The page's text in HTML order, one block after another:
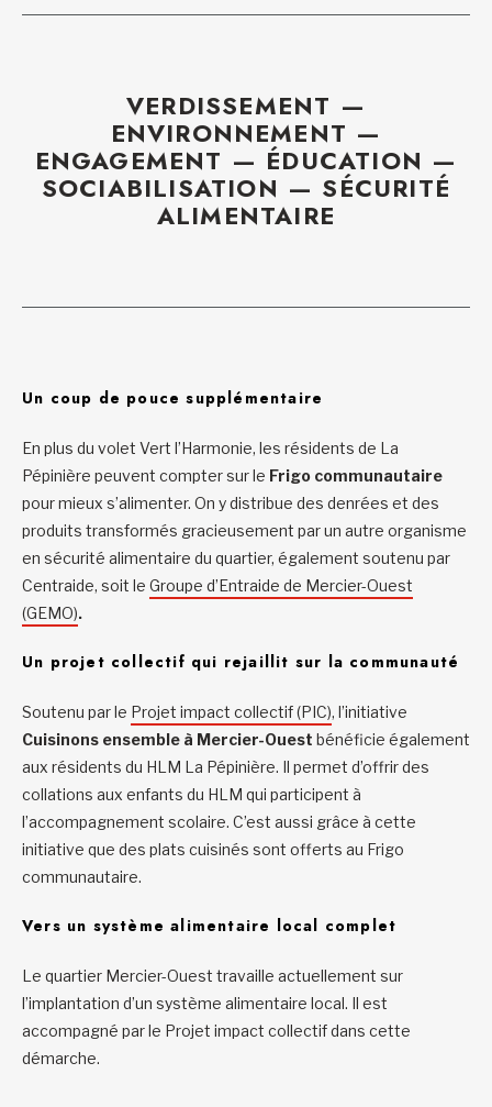
VERDISSEMENT —
ENVIRONNEMENT —
ENGAGEMENT — ÉDUCATION —
SOCIABILISATION — SÉCURITÉ
ALIMENTAIRE
Un coup de pouce supplémentaire
En plus du volet Vert l’Harmonie, les résidents de La
Pépinière peuvent compter sur le Frigo communautaire
pour mieux s’alimenter. On y distribue des denrées et des
produits transformés gracieusement par un autre organisme
en sécurité alimentaire du quartier, également soutenu par
Centraide, soit le Groupe d’Entraide de Mercier-Ouest
(GEMO).
Un projet collectif qui rejaillit sur la communauté
Soutenu par le Projet impact collectif (PIC), l’initiative
Cuisinons ensemble à Mercier-Ouest bénéficie également
aux résidents du HLM La Pépinière. Il permet d’offrir des
collations aux enfants du HLM qui participent à
l’accompagnement scolaire. C’est aussi grâce à cette
initiative que des plats cuisinés sont offerts au Frigo
communautaire.
Vers un système alimentaire local complet
Le quartier Mercier-Ouest travaille actuellement sur
l’implantation d’un système alimentaire local. Il est
accompagné par le Projet impact collectif dans cette
démarche.